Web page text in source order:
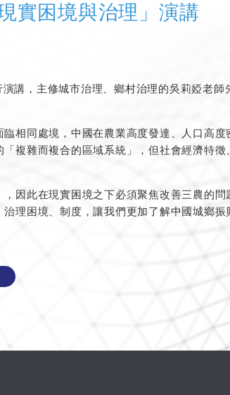
實困境與治理」演講
講，主修城市治理、鄉村治理的吳莉婭老師
相同處境，中國在農業高度發達、人口高度
複雜而複合的區域系統」，但社會經濟特
因此在現實困境之下必須聚焦改善三農的問
理困境、制度，讓我們更加了解中國城鄉振